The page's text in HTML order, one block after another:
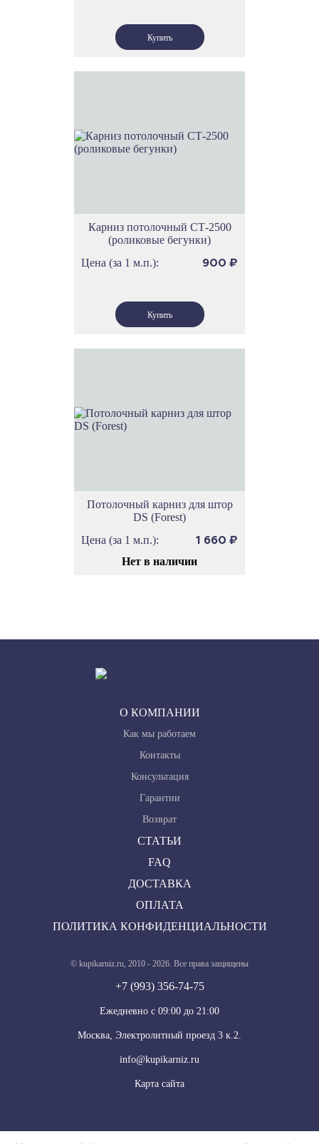
Карниз потолочный СТ-2500
(роликовые бегунки)
Цена (за 1 м.п.):
900 ₽
Потолочный карниз для штор
DS (Forest)
Цена (за 1 м.п.):
1 660 ₽
Нет в наличии
О КОМПАНИИ
Как мы работаем
Контакты
Консультация
Гарантии
Возврат
СТАТЬИ
FAQ
ДОСТАВКА
ОПЛАТА
ПОЛИТИКА КОНФИДЕНЦИАЛЬНОСТИ
© kupikarniz.ru, 2010 - 2026. Все права защищены
+7 (993) 356-74-75
Eжедневно с 09:00 до 21:00
Москва, Электролитный проезд 3 к.2.
info@kupikarniz.ru
Карта сайта